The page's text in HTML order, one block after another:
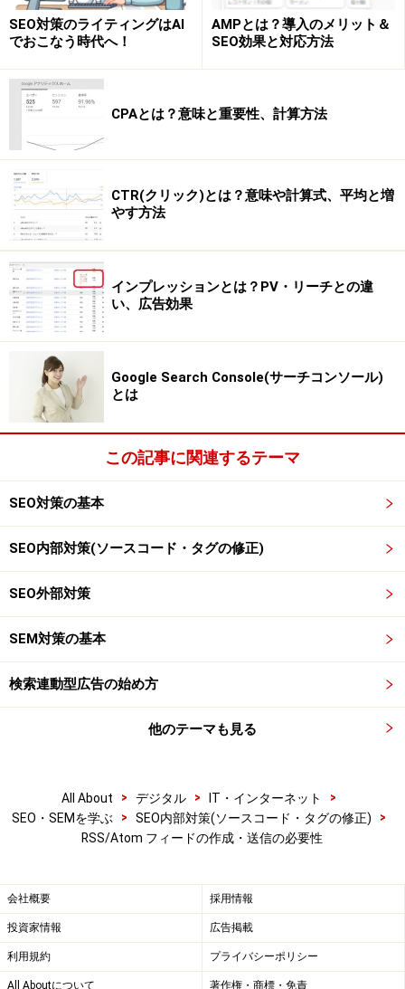
SEO対策のライティングはAI
でおこなう時代へ！
AMPとは？導入のメリット＆
SEO効果と対応方法
CPAとは？意味と重要性、計算方法
CTR(クリック)とは？意味や計算式、平均と増
やす方法
インプレッションとは？PV・リーチとの違
い、広告効果
Google Search Console(サーチコンソール)
とは
この記事に関連するテーマ
SEO対策の基本
SEO内部対策(ソースコード・タグの修正)
SEO外部対策
SEM対策の基本
検索連動型広告の始め方
他のテーマも見る
All About > デジタル > IT・インターネット
>
SEO・SEMを学ぶ
> SEO内部対策(ソースコード・タグの修正)
>
RSS/Atom フィードの作成・送信の必要性
会社概要 採用情報
投資家情報 広告掲載
利用規約 プライバシーポリシー
All Aboutについて 著作権・商標・免責